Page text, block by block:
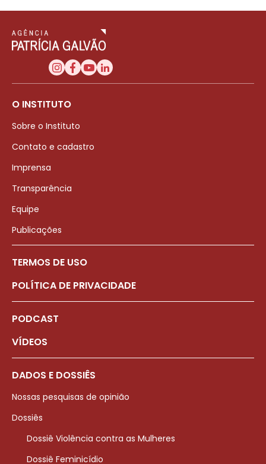
O INSTITUTO
Sobre o Instituto
Contato e cadastro
Imprensa
Transparência
Equipe
Publicações
TERMOS DE USO
POLÍTICA DE PRIVACIDADE
PODCAST
VÍDEOS
DADOS E DOSSIÊS
Nossas pesquisas de opinião
Dossiês
Dossiê Violência contra as Mulheres
Dossiê Feminicídio